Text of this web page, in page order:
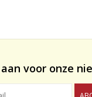
voor onze